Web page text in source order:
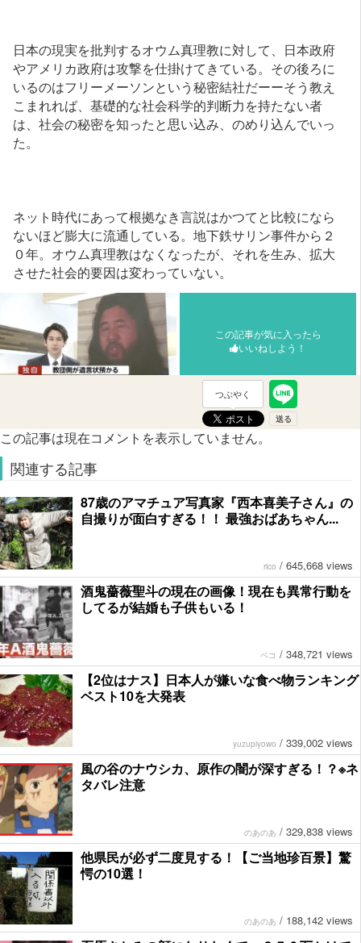
日本の現実を批判するオウム真理教に対して、日本政府
やアメリカ政府は攻撃を仕掛けてきている。その後ろに
いるのはフリーメーソンという秘密結社だーーそう教え
こまれれば、基礎的な社会科学的判断力を持たない者
は、社会の秘密を知ったと思い込み、のめり込んでいっ
た。
ネット時代にあって根拠なき言説はかつてと比較になら
ないほど膨大に流通している。地下鉄サリン事件から２
０年。オウム真理教はなくなったが、それを生み、拡大
させた社会的要因は変わっていない。
この記事が気に入ったら
いいねしよう！
つぶやく
この記事は現在コメントを表示していません。
関連する記事
87歳のアマチュア写真家『西本喜美子さん』の
自撮りが面白すぎる！！ 最強おばあちゃん...
rico / 645,668 views
酒鬼薔薇聖斗の現在の画像！現在も異常行動を
してるが結婚も子供もいる！
ペコ / 348,721 views
【2位はナス】日本人が嫌いな食べ物ランキング
ベスト10を大発表
yuzupiyowo / 339,002 views
風の谷のナウシカ、原作の闇が深すぎる！？※ネ
タバレ注意
のあのあ / 329,838 views
他県民が必ず二度見する！【ご当地珍百景】驚
愕の10選！
のあのあ / 188,142 views